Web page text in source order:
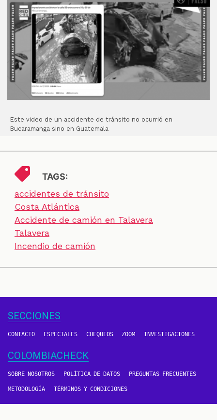
Este video de un accidente de tránsito no ocurrió en
Bucaramanga sino en Guatemala
TAGS:
accidentes de tránsito
Costa Atlántica
Accidente de camión en Talavera
Talavera
Incendio de camión
SECCIONES
CONTACTO ESPECIALES CHEQUEOS ZOOM INVESTIGACIONES
COLOMBIACHECK
SOBRE NOSOTROS POLÍTICA DE DATOS PREGUNTAS FRECUENTES
METODOLOGÍA TÉRMINOS Y CONDICIONES